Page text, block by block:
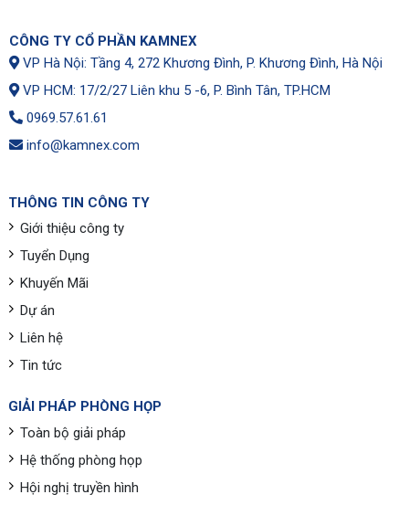
CÔNG TY CỔ PHẦN KAMNEX
VP Hà Nội: Tầng 4, 272 Khương Đình, P. Khương Đình, Hà Nội
VP HCM: 17/2/27 Liên khu 5 -6, P. Bình Tân, TP.HCM
0969.57.61.61
info@kamnex.com
THÔNG TIN CÔNG TY
Giới thiệu công ty
Tuyển Dụng
Khuyến Mãi
Dự án
Liên hệ
Tin tức
GIẢI PHÁP PHÒNG HỌP
Toàn bộ giải pháp
Hệ thống phòng họp
Hội nghị truyền hình